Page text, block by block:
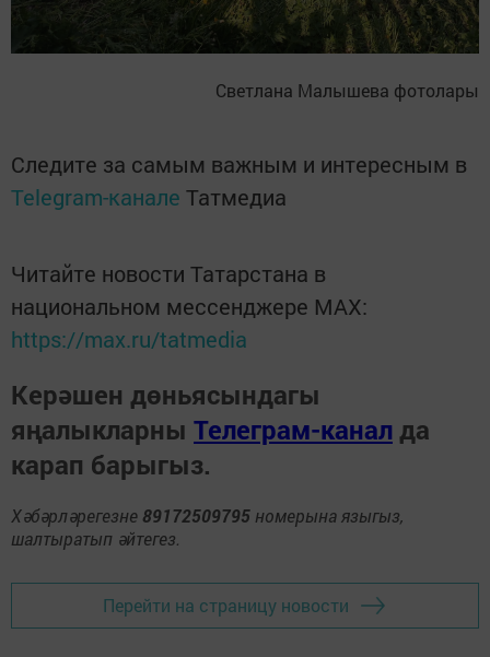
Светлана Малышева фотолары
Следите за самым важным и интересным в
Telegram-канале Татмедиа
Читайте новости Татарстана в
национальном мессенджере MАХ:
https://max.ru/tatmedia
Керәшен дөньясындагы
яңалыкларны Телеграм-канал да
карап барыгыз.
Хәбәрләрегезне 89172509795 номерына языгыз,
шалтыратып әйтегез.
Перейти на страницу новости